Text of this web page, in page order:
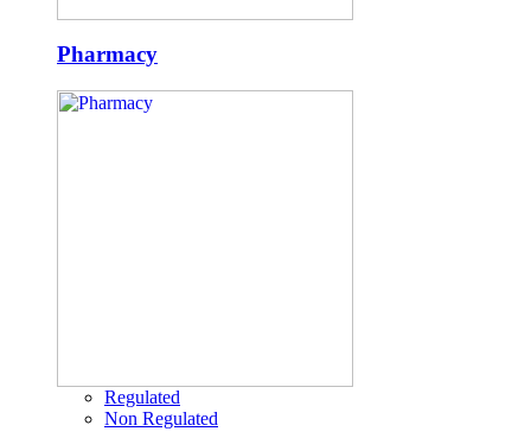
Pharmacy
Regulated
Non Regulated